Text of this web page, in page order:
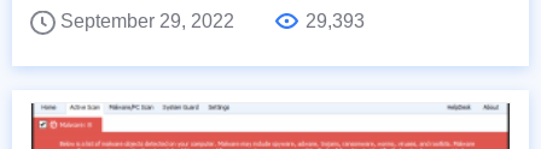
September 29, 2022
29,393